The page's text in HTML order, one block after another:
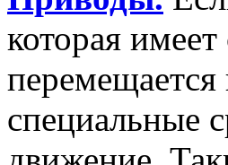
которая
перемещается
специальные